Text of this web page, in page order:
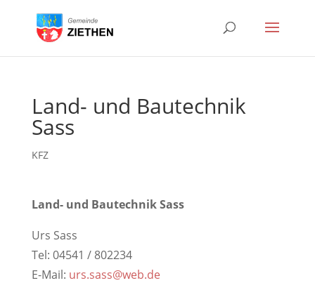
Land- und Bautechnik
Sass
KFZ
Land- und Bautechnik Sass
Urs Sass
Tel: 04541 / 802234
E-Mail: urs.sass@web.de